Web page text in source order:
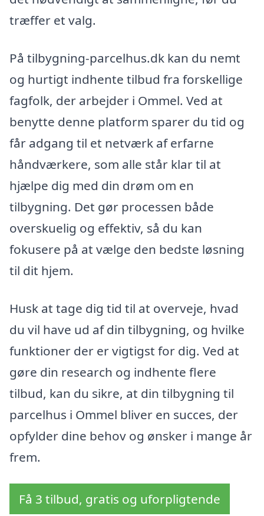
træffer et valg.
På tilbygning-parcelhus.dk kan du nemt
og hurtigt indhente tilbud fra forskellige
fagfolk, der arbejder i Ommel. Ved at
benytte denne platform sparer du tid og
får adgang til et netværk af erfarne
håndværkere, som alle står klar til at
hjælpe dig med din drøm om en
tilbygning. Det gør processen både
overskuelig og effektiv, så du kan
fokusere på at vælge den bedste løsning
til dit hjem.
Husk at tage dig tid til at overveje, hvad
du vil have ud af din tilbygning, og hvilke
funktioner der er vigtigst for dig. Ved at
gøre din research og indhente flere
tilbud, kan du sikre, at din tilbygning til
parcelhus i Ommel bliver en succes, der
opfylder dine behov og ønsker i mange år
frem.
Få 3 tilbud, gratis og uforpligtende